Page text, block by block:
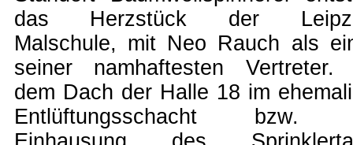
das Herzstück der
Malschule, mit Neo Rauch als
seiner namhaftesten Vertreter.
dem Dach der Halle 18 im
Entlüftungsschacht bzw.